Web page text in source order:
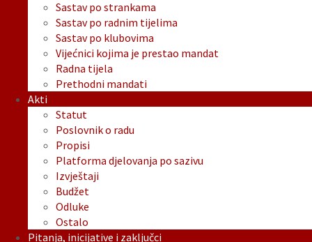
Sastav po strankama
Sastav po radnim tijelima
Sastav po klubovima
Vijećnici kojima je prestao mandat
Radna tijela
Prethodni mandati
Akti
Statut
Poslovnik o radu
Propisi
Platforma djelovanja po sazivu
Izvještaji
Budžet
Odluke
Ostalo
Pitanja, inicijative i zaključci